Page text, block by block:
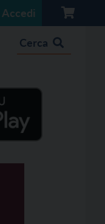
Accedi
Cerca